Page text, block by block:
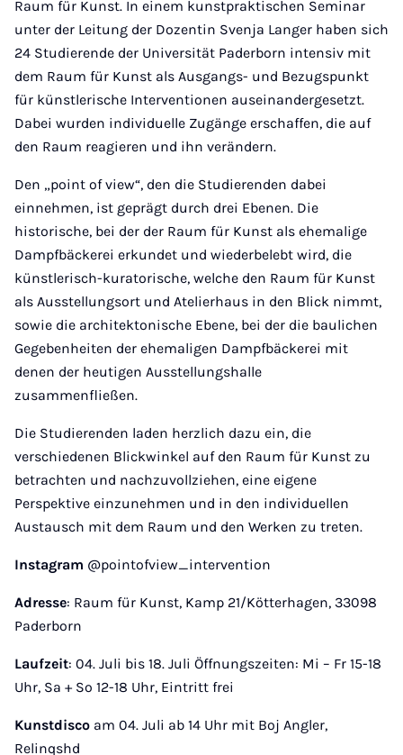
Raum für Kunst. In einem kunstpraktischen Seminar
unter der Leitung der Dozentin Svenja Langer haben sich
24 Studierende der Universität Paderborn intensiv mit
dem Raum für Kunst als Ausgangs- und Bezugspunkt
für künstlerische Interventionen auseinandergesetzt.
Dabei wurden individuelle Zugänge erschaffen, die auf
den Raum reagieren und ihn verändern.
Den „point of view“, den die Studierenden dabei
einnehmen, ist geprägt durch drei Ebenen. Die
historische, bei der der Raum für Kunst als ehemalige
Dampfbäckerei erkundet und wiederbelebt wird, die
künstlerisch-kuratorische, welche den Raum für Kunst
als Ausstellungsort und Atelierhaus in den Blick nimmt,
sowie die architektonische Ebene, bei der die baulichen
Gegebenheiten der ehemaligen Dampfbäckerei mit
denen der heutigen Ausstellungshalle
zusammenfließen.
Die Studierenden laden herzlich dazu ein, die
verschiedenen Blickwinkel auf den Raum für Kunst zu
betrachten und nachzuvollziehen, eine eigene
Perspektive einzunehmen und in den individuellen
Austausch mit dem Raum und den Werken zu treten.
Instagram @pointofview_intervention
Adresse: Raum für Kunst, Kamp 21/Kötterhagen, 33098
Paderborn
Laufzeit: 04. Juli bis 18. Juli Öffnungszeiten: Mi – Fr 15-18
Uhr, Sa + So 12-18 Uhr, Eintritt frei
Kunstdisco am 04. Juli ab 14 Uhr mit Boj Angler,
Relinqshd